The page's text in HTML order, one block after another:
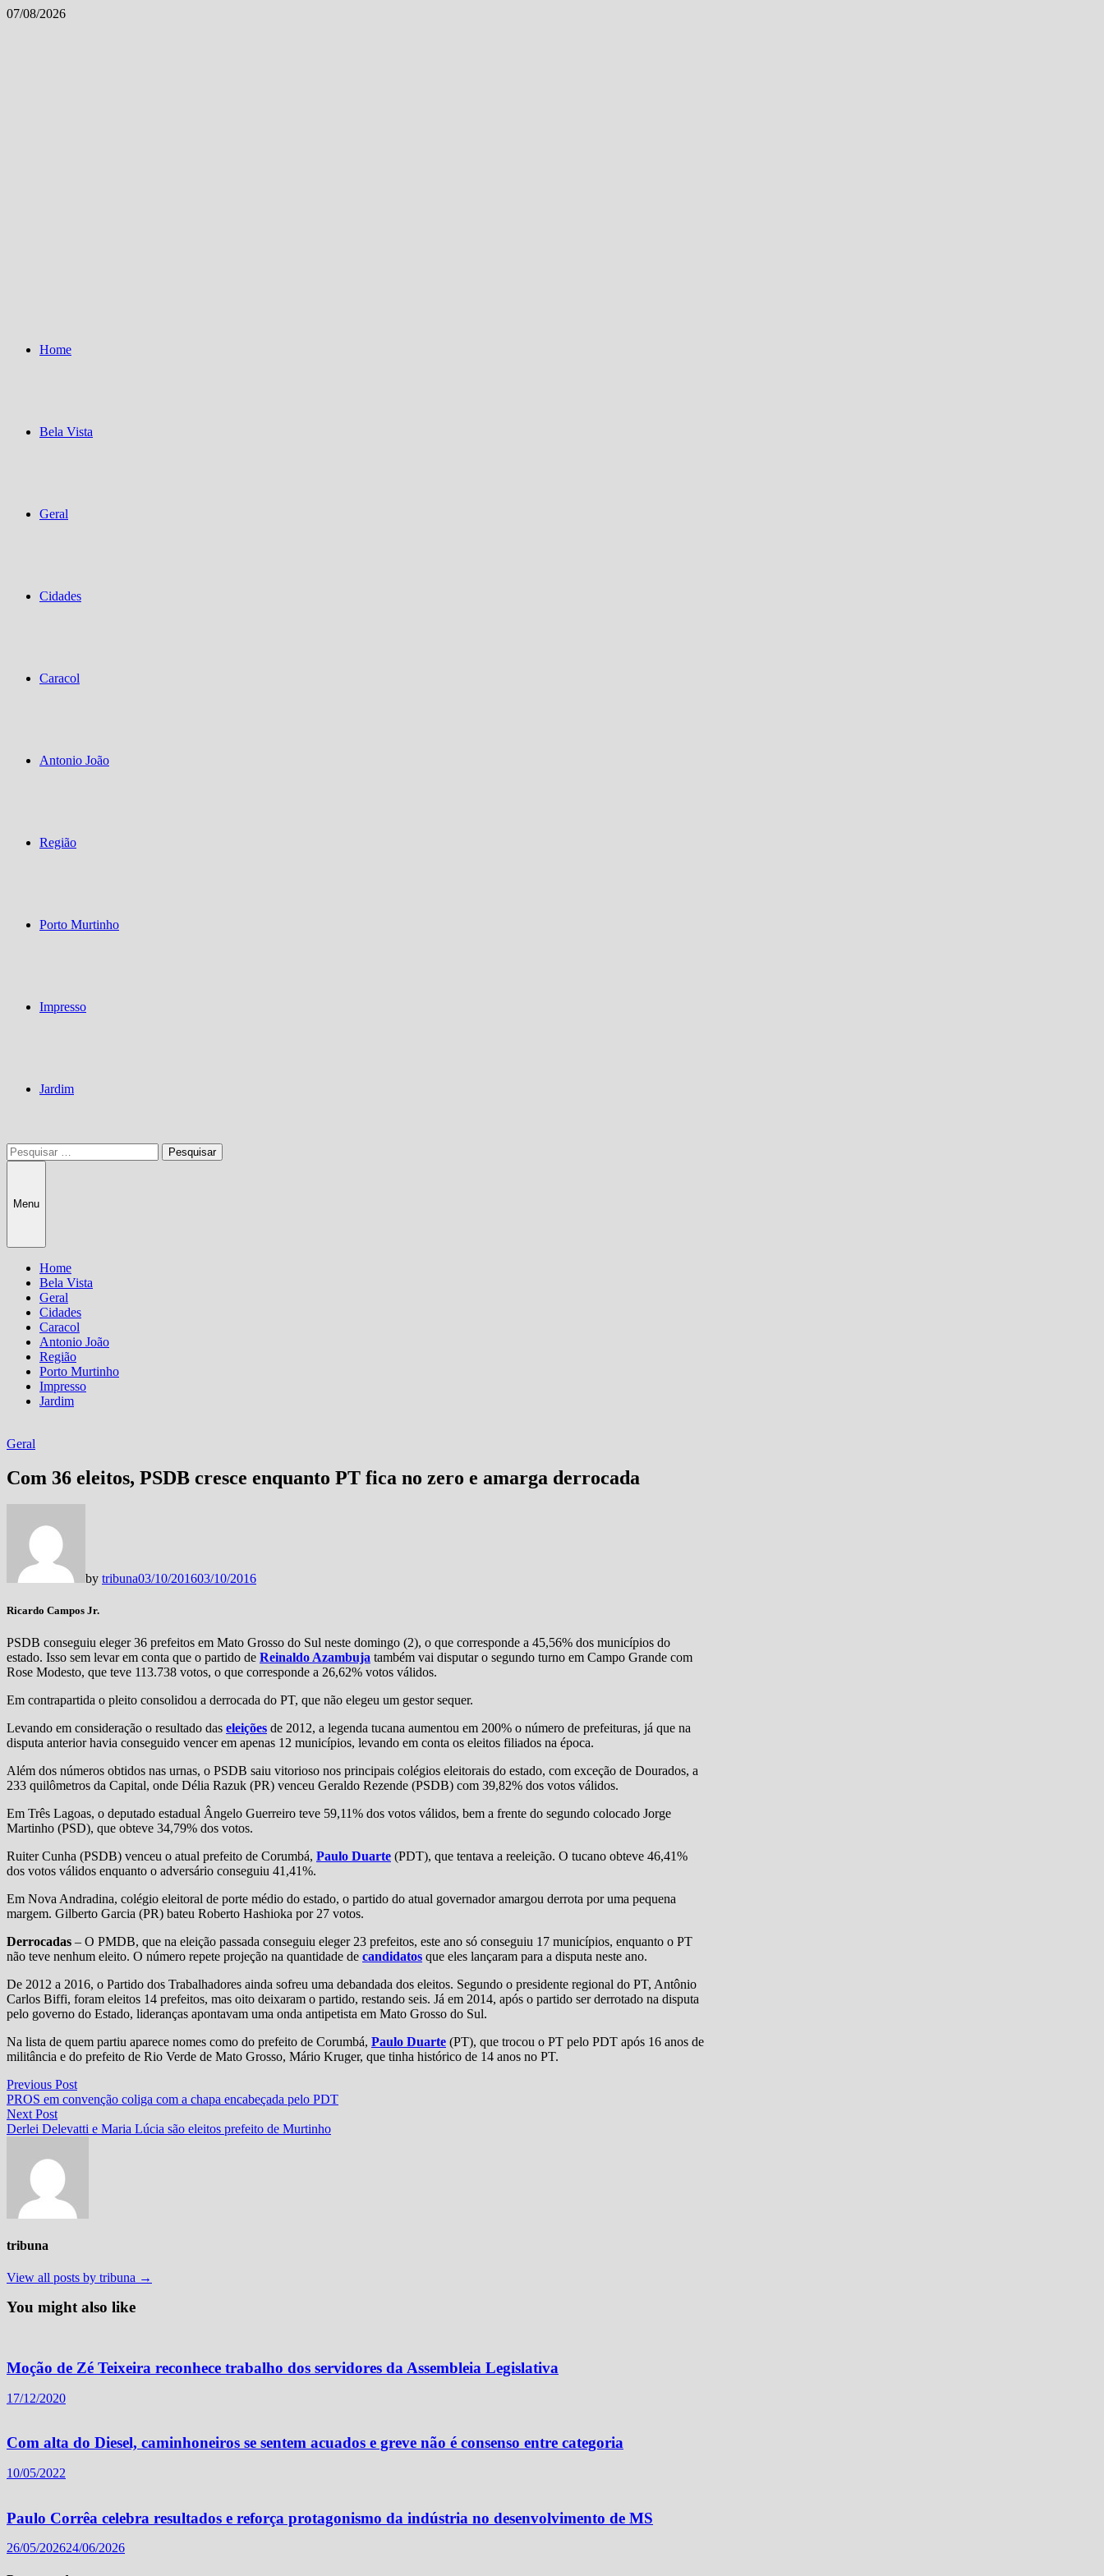
Skip
07/08/2026
Home
Bela Vista
Geral
Cidades
Caracol
Antonio João
Região
Porto Murtinho
Impresso
Jardim
Pesquisar
por:
Menu
Home
Bela Vista
Geral
Cidades
Caracol
Antonio João
Região
Porto Murtinho
Impresso
Jardim
Geral
Com 36 eleitos, PSDB cresce enquanto PT fica no zero e amarga derrocada
by tribuna03/10/201603/10/2016
Ricardo Campos Jr.
PSDB conseguiu eleger 36 prefeitos em Mato Grosso do Sul neste domingo (2), o que corresponde a 45,56% dos municípios do
estado. Isso sem levar em conta que o partido de Reinaldo Azambuja também vai disputar o segundo turno em Campo Grande com
Rose Modesto, que teve 113.738 votos, o que corresponde a 26,62% votos válidos.
Em contrapartida o pleito consolidou a derrocada do PT, que não elegeu um gestor sequer.
Levando em consideração o resultado das eleições de 2012, a legenda tucana aumentou em 200% o número de prefeituras, já que na
disputa anterior havia conseguido vencer em apenas 12 municípios, levando em conta os eleitos filiados na época.
Além dos números obtidos nas urnas, o PSDB saiu vitorioso nos principais colégios eleitorais do estado, com exceção de Dourados, a
233 quilômetros da Capital, onde Délia Razuk (PR) venceu Geraldo Rezende (PSDB) com 39,82% dos votos válidos.
Em Três Lagoas, o deputado estadual Ângelo Guerreiro teve 59,11% dos votos válidos, bem a frente do segundo colocado Jorge
Martinho (PSD), que obteve 34,79% dos votos.
Ruiter Cunha (PSDB) venceu o atual prefeito de Corumbá, Paulo Duarte (PDT), que tentava a reeleição. O tucano obteve 46,41%
dos votos válidos enquanto o adversário conseguiu 41,41%.
Em Nova Andradina, colégio eleitoral de porte médio do estado, o partido do atual governador amargou derrota por uma pequena
margem. Gilberto Garcia (PR) bateu Roberto Hashioka por 27 votos.
Derrocadas – O PMDB, que na eleição passada conseguiu eleger 23 prefeitos, este ano só conseguiu 17 municípios, enquanto o PT
não teve nenhum eleito. O número repete projeção na quantidade de candidatos que eles lançaram para a disputa neste ano.
De 2012 a 2016, o Partido dos Trabalhadores ainda sofreu uma debandada dos eleitos. Segundo o presidente regional do PT, Antônio
Carlos Biffi, foram eleitos 14 prefeitos, mas oito deixaram o partido, restando seis. Já em 2014, após o partido ser derrotado na disputa
pelo governo do Estado, lideranças apontavam uma onda antipetista em Mato Grosso do Sul.
Na lista de quem partiu aparece nomes como do prefeito de Corumbá, Paulo Duarte (PT), que trocou o PT pelo PDT após 16 anos de
militância e do prefeito de Rio Verde de Mato Grosso, Mário Kruger, que tinha histórico de 14 anos no PT.
Navegação
de
Post
Previous PostPrevious
post:
PROS em convenção coliga com a chapa encabeçada pelo PDT
Next PostNext
post:
Derlei Delevatti e Maria Lúcia são eleitos prefeito de Murtinho
tribuna
View all posts by tribuna →
You might also like
Moção de Zé Teixeira reconhece trabalho dos servidores da Assembleia Legislativa
17/12/2020
Com alta do Diesel, caminhoneiros se sentem acuados e greve não é consenso entre categoria
10/05/2022
Paulo Corrêa celebra resultados e reforça protagonismo da indústria no desenvolvimento de MS
26/05/202624/06/2026